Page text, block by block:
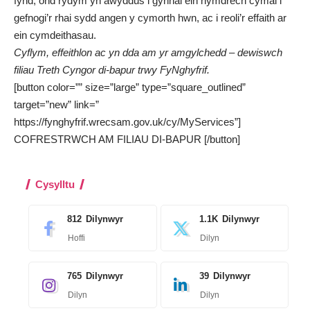
gefnogi’r rhai sydd angen y cymorth hwn, ac i reoli’r effaith ar
ein cymdeithasau.
Cyflym, effeithlon ac yn dda am yr amgylchedd – dewiswch
filiau Treth Cyngor di-bapur trwy FyNghyfrif.
[button color=”” size=”large” type=”square_outlined”
target=”new” link=”
https://fynghyfrif.wrecsam.gov.uk/cy/MyServices”]
COFRESTRWCH AM FILIAU DI-BAPUR [/button]
Cysylltu
812 Dilynwyr
Hoffi
1.1K Dilynwyr
Dilyn
765 Dilynwyr
Dilyn
39 Dilynwyr
Dilyn